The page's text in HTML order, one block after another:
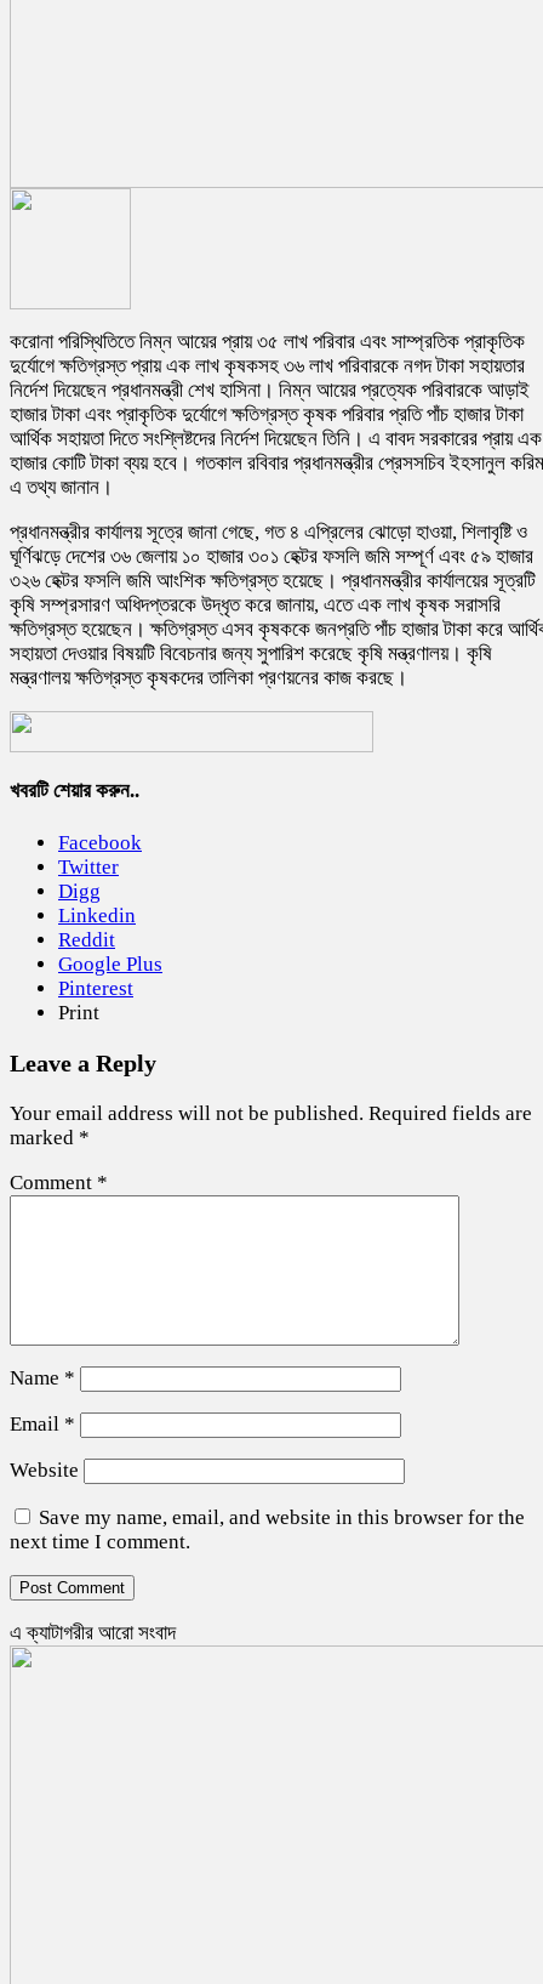
করোনা পরিস্থিতিতে নিম্ন আয়ের প্রায় ৩৫ লাখ পরিবার এবং সাম্প্রতিক প্রাকৃতিক
দুর্যোগে ক্ষতিগ্রস্ত প্রায় এক লাখ কৃষকসহ ৩৬ লাখ পরিবারকে নগদ টাকা সহায়তার
নির্দেশ দিয়েছেন প্রধানমন্ত্রী শেখ হাসিনা। নিম্ন আয়ের প্রত্যেক পরিবারকে আড়াই
হাজার টাকা এবং প্রাকৃতিক দুর্যোগে ক্ষতিগ্রস্ত কৃষক পরিবার প্রতি পাঁচ হাজার টাকা
আর্থিক সহায়তা দিতে সংশ্লিষ্টদের নির্দেশ দিয়েছেন তিনি। এ বাবদ সরকারের প্রায় এক
হাজার কোটি টাকা ব্যয় হবে। গতকাল রবিবার প্রধানমন্ত্রীর প্রেসসচিব ইহসানুল করিম
এ তথ্য জানান।
প্রধানমন্ত্রীর কার্যালয় সূত্রে জানা গেছে, গত ৪ এপ্রিলের ঝোড়ো হাওয়া, শিলাবৃষ্টি ও
ঘূর্ণিঝড়ে দেশের ৩৬ জেলায় ১০ হাজার ৩০১ হেক্টর ফসলি জমি সম্পূর্ণ এবং ৫৯ হাজার
৩২৬ হেক্টর ফসলি জমি আংশিক ক্ষতিগ্রস্ত হয়েছে। প্রধানমন্ত্রীর কার্যালয়ের সূত্রটি
কৃষি সম্প্রসারণ অধিদপ্তরকে উদ্ধৃত করে জানায়, এতে এক লাখ কৃষক সরাসরি
ক্ষতিগ্রস্ত হয়েছেন। ক্ষতিগ্রস্ত এসব কৃষককে জনপ্রতি পাঁচ হাজার টাকা করে
সহায়তা দেওয়ার বিষয়টি বিবেচনার জন্য সুপারিশ করেছে কৃষি মন্ত্রণালয়। কৃষি
মন্ত্রণালয় ক্ষতিগ্রস্ত কৃষকদের তালিকা প্রণয়নের কাজ করছে।
খবরটি শেয়ার করুন..
Facebook
Twitter
Digg
Linkedin
Reddit
Google Plus
Pinterest
Print
Leave a Reply
Your email address will not be published. Required fields are
marked *
Comment *
Name *
Email *
Website
Save my name, email, and website in this browser for the
next time I comment.
এ ক্যাটাগরীর আরো সংবাদ